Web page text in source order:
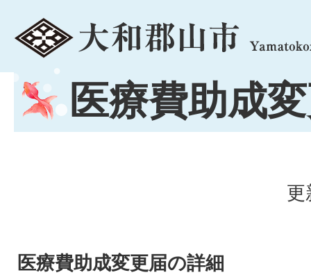
menu
医療費助成
更
医療費助成変更届の詳細